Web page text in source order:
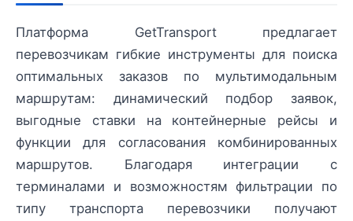
Платформа GetTransport предлагает
перевозчикам гибкие инструменты для поиска
оптимальных заказов по мультимодальным
маршрутам: динамический подбор заявок,
выгодные ставки на контейнерные рейсы и
функции для согласования комбинированных
маршрутов. Благодаря интеграции с
терминалами и возможностям фильтрации по
типу транспорта перевозчики получают